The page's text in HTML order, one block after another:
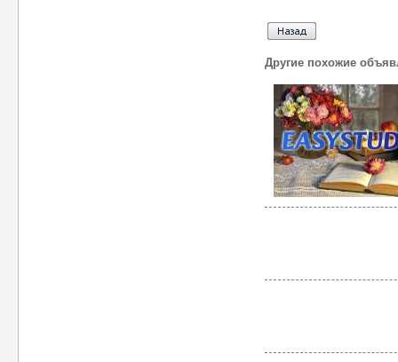
Другие похожие